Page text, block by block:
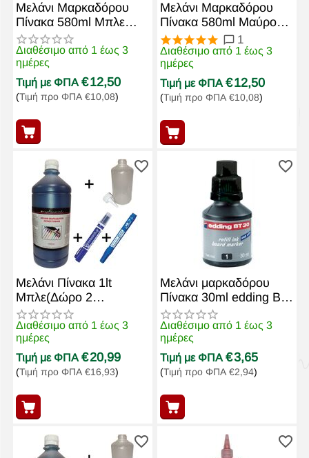
Μελάνι Μαρκαδόρου
Πίνακα 580ml Μπλε
exoplismos edu
Διαθέσιμο από 1 έως 3
ημέρες
Τιμή με ΦΠΑ €12,50
(Τιμή προ ΦΠΑ €10,08)
Μελάνι Μαρκαδόρου
Πίνακα 580ml Μαύρο
exoplismos edu1
Διαθέσιμο από 1 έως 3
ημέρες
Τιμή με ΦΠΑ €12,50
(Τιμή προ ΦΠΑ €10,08)
Μελάνι Πίνακα 1lt
Μπλε(Δώρο 2
μαρκαδόροι + άδειο
μπουκάλι)
Διαθέσιμο από 1 έως 3
ημέρες
Τιμή με ΦΠΑ €20,99
(Τιμή προ ΦΠΑ €16,93)
Μελάνι μαρκαδόρου
Πίνακα 30ml edding BT
30 Μαύρο
Διαθέσιμο από 1 έως 3
ημέρες
Τιμή με ΦΠΑ €3,65
(Τιμή προ ΦΠΑ €2,94)